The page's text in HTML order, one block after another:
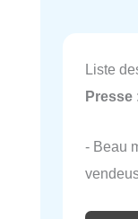
Liste
Presse :
- Beau